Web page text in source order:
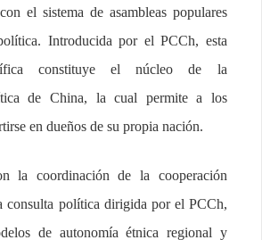
el sistema de asambleas populares
Introducida por el PCCh, esta
constituye el núcleo de la
de China, la cual permite a los
en dueños de su propia nación.
la coordinación de la cooperación
consulta política dirigida por el PCCh,
de autonomía étnica regional y